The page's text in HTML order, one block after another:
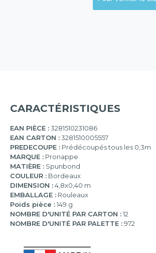
CARACTÉRISTIQUES
EAN PIÈCE :3281510231086
EAN CARTON :3281510005557
PREDECOUPE : Prédécoupés tous les 0,3m
MARQUE : Pronappe
MATIÈRE : Spunbond
COULEUR : Bordeaux
DIMENSION :4,8x0,40 m
EMBALLAGE : Rouleaux
Poids pièce :149 g
NOMBRE D'UNITÉ PAR CARTON :12
NOMBRE D'UNITÉ PAR PALETTE :972